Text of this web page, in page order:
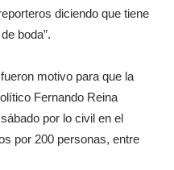
diciendo que tiene
boda”.
motivo para que la
Fernando Reina
por lo civil en el
por 200 personas, entre